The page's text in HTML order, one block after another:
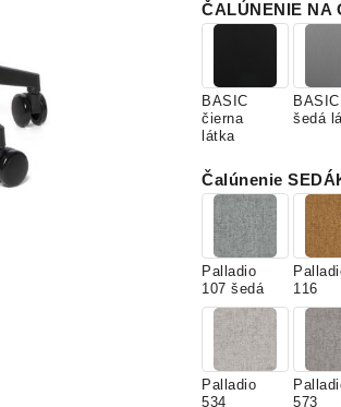
ČALÚNENIE NA
BASIC
čierna
látka
BASIC
šedá
Čalúnenie
Palladio
107 šedá
116
Palladio
534
573